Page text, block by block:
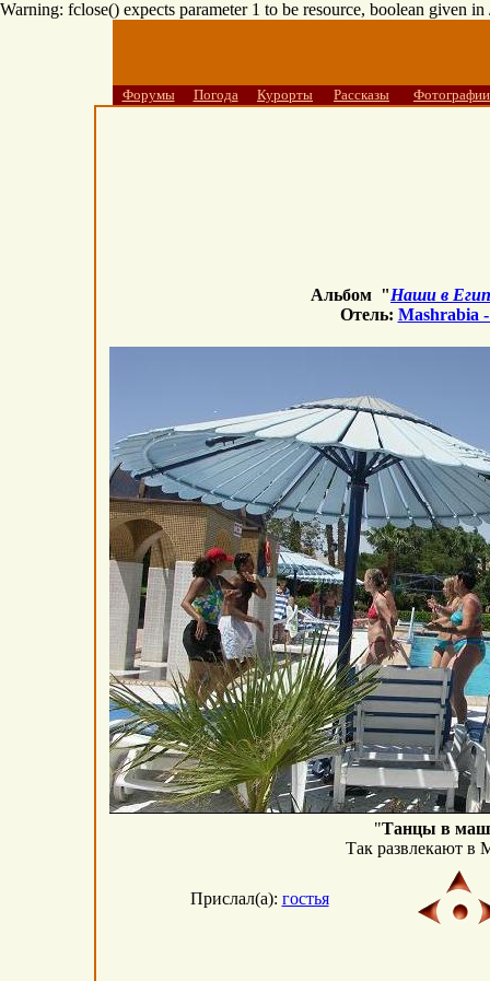
Warning: fclose() expects parameter 1 to be resource, boolean given
Форумы Погода Курорты Рассказы Фотографии
Альбом "Наши в
Отель: Mashrabia
"Танцы в
Так развлекают в
Прислал(а): гостья